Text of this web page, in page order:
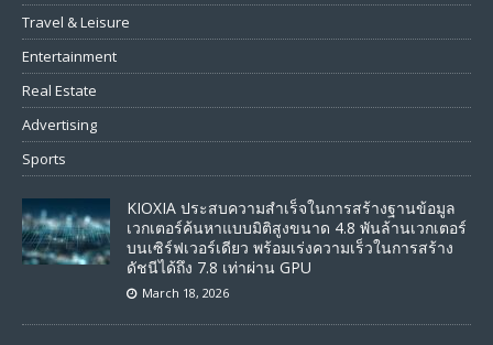
Travel & Leisure
Entertainment
Real Estate
Advertising
Sports
KIOXIA ประสบความสำเร็จในการสร้างฐานข้อมูล
เวกเตอร์ค้นหาแบบมิติสูงขนาด 4.8 พันล้านเวกเตอร์
บนเซิร์ฟเวอร์เดียว พร้อมเร่งความเร็วในการสร้าง
ดัชนีได้ถึง 7.8 เท่าผ่าน GPU
March 18, 2026